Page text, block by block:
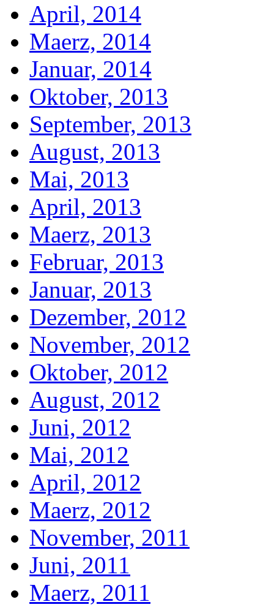
April, 2014
Maerz, 2014
Januar, 2014
Oktober, 2013
September, 2013
August, 2013
Mai, 2013
April, 2013
Maerz, 2013
Februar, 2013
Januar, 2013
Dezember, 2012
November, 2012
Oktober, 2012
August, 2012
Juni, 2012
Mai, 2012
April, 2012
Maerz, 2012
November, 2011
Juni, 2011
Maerz, 2011